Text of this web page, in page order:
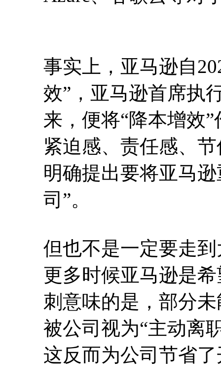
事实上，亚马逊自
效”，亚马逊首席执
来，便将“降本增效
紧迫感、责任感、
明确提出要将亚马
司”。
但也不是一定要走
更多时候亚马逊是
刺意味的是，部分
被公司视为“主动离
这反而为公司节省